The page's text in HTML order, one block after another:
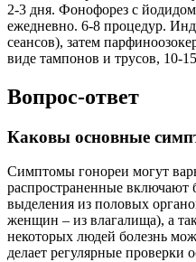
2-3 дня. Фонофорез с
ежедневно. 6-8 процедур.
сеансов), затем
виде тампонов и трусов, 10-
Вопрос-ответ
Каковы основные
Симптомы гонореи могут
распространенные включают
выделения из половых
женщин – из влагалища), а
некоторых людей болезнь
делает регулярные проверки